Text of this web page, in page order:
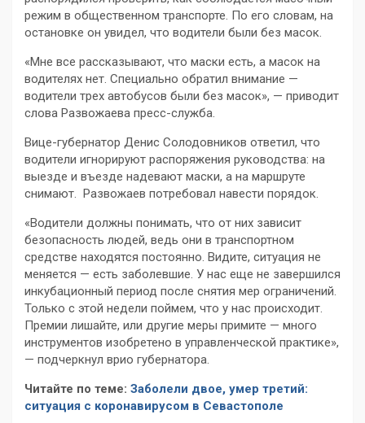
режим в общественном транспорте. По его словам, на
остановке он увидел, что водители были без масок.
«Мне все рассказывают, что маски есть, а масок на
водителях нет. Специально обратил внимание —
водители трех автобусов были без масок», — приводит
слова Развожаева пресс-служба.
Вице-губернатор Денис Солодовников ответил, что
водители игнорируют распоряжения руководства: на
выезде и въезде надевают маски, а на маршруте
снимают. Развожаев потребовал навести порядок.
«Водители должны понимать, что от них зависит
безопасность людей, ведь они в транспортном
средстве находятся постоянно. Видите, ситуация не
меняется — есть заболевшие. У нас еще не завершился
инкубационный период после снятия мер ограничений.
Только с этой недели поймем, что у нас происходит.
Премии лишайте, или другие меры примите — много
инструментов изобретено в управленческой практике»,
— подчеркнул врио губернатора.
Читайте по теме: Заболели двое, умер третий:
ситуация с коронавирусом в Севастополе